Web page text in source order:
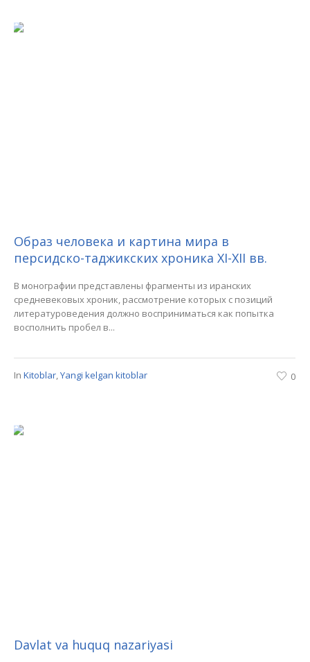
Образ человека и картина мира в
персидско-таджикских хроника XI-XII вв.
В монографии представлены фрагменты из иранских
средневековых хроник, рассмотрение которых с позиций
литературоведения должно восприниматься как попытка
восполнить пробел в...
In Kitoblar,Yangi kelgan kitoblar 0
Davlat va huquq nazariyasi